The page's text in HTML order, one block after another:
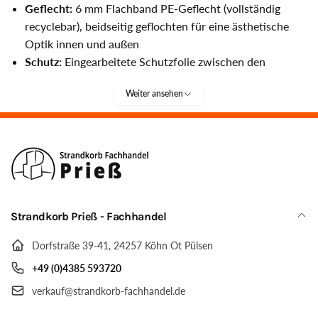
Geflecht: 6 mm Flachband PE-Geflecht (vollständig
recyclebar), beidseitig geflochten für eine ästhetische
Optik innen und außen
Schutz: Eingearbeitete Schutzfolie zwischen den
Aufwendig geflochtenes Sonnenmuster und
elegante Ornament-Schnitzereien
ein einzigartiges Design
Verstellbarkeit: Großer Neigungswinkel, mehrfach
Teleskopauszug – ideal für große Personen
Beschläge:
Hochwertige Edelstahlbeschläge
Verfügbare Größen und Maße:
Weiter ansehen
Strandkorb Prieß - Fachhandel
Dorfstraße 39-41, 24257 Köhn Ot Pülsen
+49 (0)4385 593720
verkauf@strandkorb-fachhandel.de